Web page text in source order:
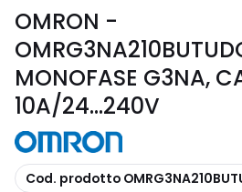
OMRON -
MONOFASE G3NA,
10A/24...240V
copia
Cod. prodotto